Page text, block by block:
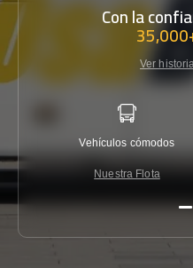
Con la
Ver
Vehículos cómodos
Nuestra Flota